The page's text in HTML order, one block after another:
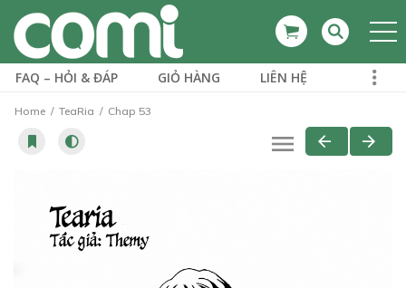
FAQ – HỎI & ĐÁP GIỎ HÀNG LIÊN HỆ
Home TeaRia Chap 53